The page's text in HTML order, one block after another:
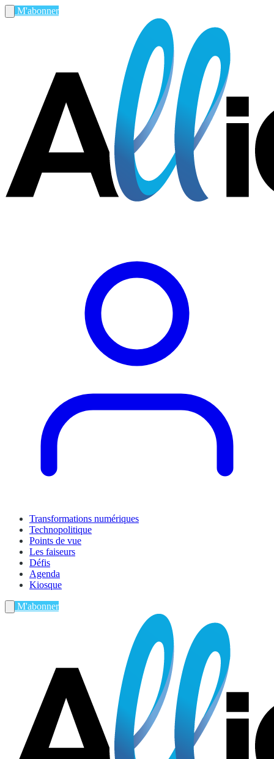
M'abonner
Transformations numériques
Technopolitique
Points de vue
Les faiseurs
Défis
Agenda
Kiosque
M'abonner